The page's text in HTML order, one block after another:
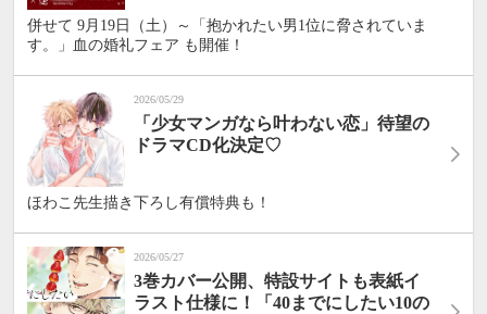
併せて 9月19日（土）～「抱かれたい男1位に脅されていま
す。」血の婚礼フェア も開催！
2026/05/29
「少女マンガなら叶わない恋」待望の
ドラマCD化決定♡
ほわこ先生描き下ろし有償特典も！
2026/05/27
3巻カバー公開、特設サイトも表紙イ
ラスト仕様に！「40までにしたい10の